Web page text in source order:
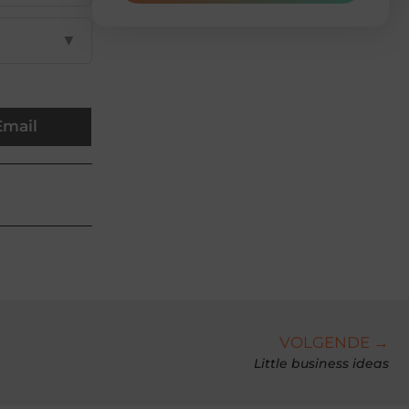
▼
VOLGENDE →
Little business ideas